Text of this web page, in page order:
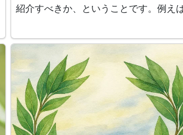
紹介すべきか、ということです。例え
いるように見えますが、実際にはそれ
はなく、花を取り巻く葉、いわゆる、苞
す。本当の花は苞葉が3枚セットにな
ある小さい地味な白色